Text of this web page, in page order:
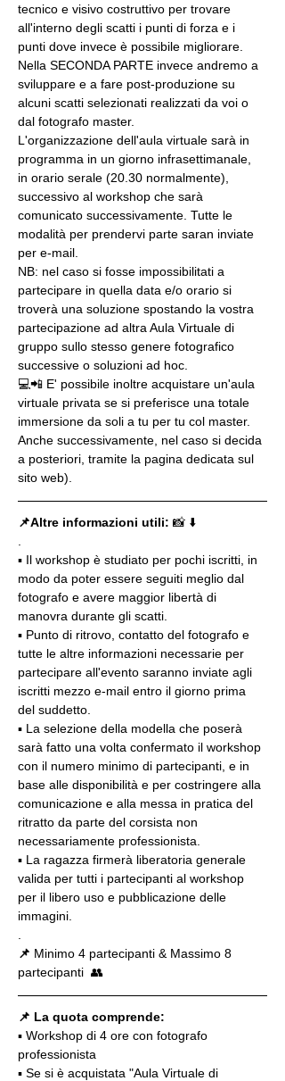
tecnico e visivo costruttivo per trovare
all'interno degli scatti i punti di forza e i
punti dove invece è possibile migliorare.
Nella SECONDA PARTE invece andremo a
sviluppare e a fare post-produzione su
alcuni scatti selezionati realizzati da voi o
dal fotografo master.
L'organizzazione dell'aula virtuale sarà in
programma in un giorno infrasettimanale,
in orario serale (20.30 normalmente),
successivo al workshop che sarà
comunicato successivamente. Tutte le
modalità per prendervi parte saran inviate
per e-mail.
NB: nel caso si fosse impossibilitati a
partecipare in quella data e/o orario si
troverà una soluzione spostando la vostra
partecipazione ad altra Aula Virtuale di
gruppo sullo stesso genere fotografico
successive o soluzioni ad hoc.
💻📲 E' possibile inoltre acquistare un'aula
virtuale privata se si preferisce una totale
immersione da soli a tu per tu col master.
Anche successivamente, nel caso si decida
a posteriori, tramite la pagina dedicata sul
sito web).
📌Altre informazioni utili: 📸 ⬇️
▪️ Il workshop è studiato per pochi iscritti, in
modo da poter essere seguiti meglio dal
fotografo e avere maggior libertà di
manovra durante gli scatti.
▪️ Punto di ritrovo, contatto del fotografo e
tutte le altre informazioni necessarie per
partecipare all'evento saranno inviate agli
iscritti mezzo e-mail entro il giorno prima
del suddetto.
▪️ La selezione della modella che poserà
sarà fatto una volta confermato il workshop
con il numero minimo di partecipanti, e in
base alle disponibilità e per costringere alla
comunicazione e alla messa in pratica del
ritratto da parte del corsista non
necessariamente professionista.
▪️ La ragazza firmerà liberatoria generale
valida per tutti i partecipanti al workshop
per il libero uso e pubblicazione delle
immagini.
📌 Minimo 4 partecipanti & Massimo 8
partecipanti  👥
📌 La quota comprende:
▪️ Workshop di 4 ore con fotografo
professionista
▪️ Se si è acquistata "Aula Virtuale di